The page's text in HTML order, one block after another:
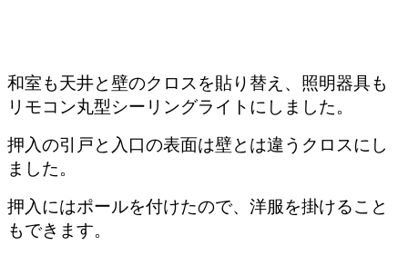
和室も天井と壁のクロスを貼り替え、照明器具も
リモコン丸型シーリングライトにしました。
押入の引戸と入口の表面は壁とは違うクロスにし
ました。
押入にはポールを付けたので、洋服を掛けること
もできます。